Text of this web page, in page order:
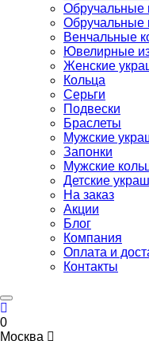
Обручальные
Обручальные
Венчальные
Ювелирные
Женские
Кольца
Серьги
Подвески
Браслеты
Мужские
Запонки
Мужские
Детские
На заказ
Акции
Блог
Компания
Оплата и
Контакты
0
Москва